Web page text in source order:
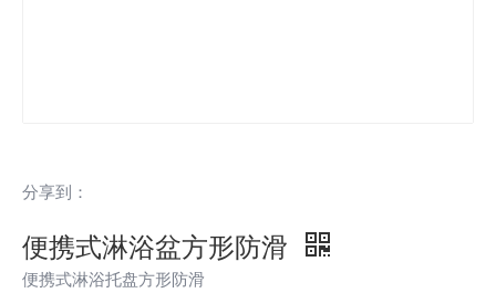
分享到：
便携式淋浴盆方形防滑
便携式淋浴托盘方形防滑